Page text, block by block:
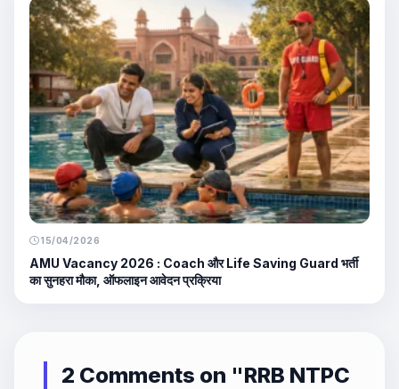
15/04/2026
AMU Vacancy 2026 : Coach और Life Saving Guard भर्ती
का सुनहरा मौका, ऑफलाइन आवेदन प्रक्रिया
2 Comments on "RRB NTPC